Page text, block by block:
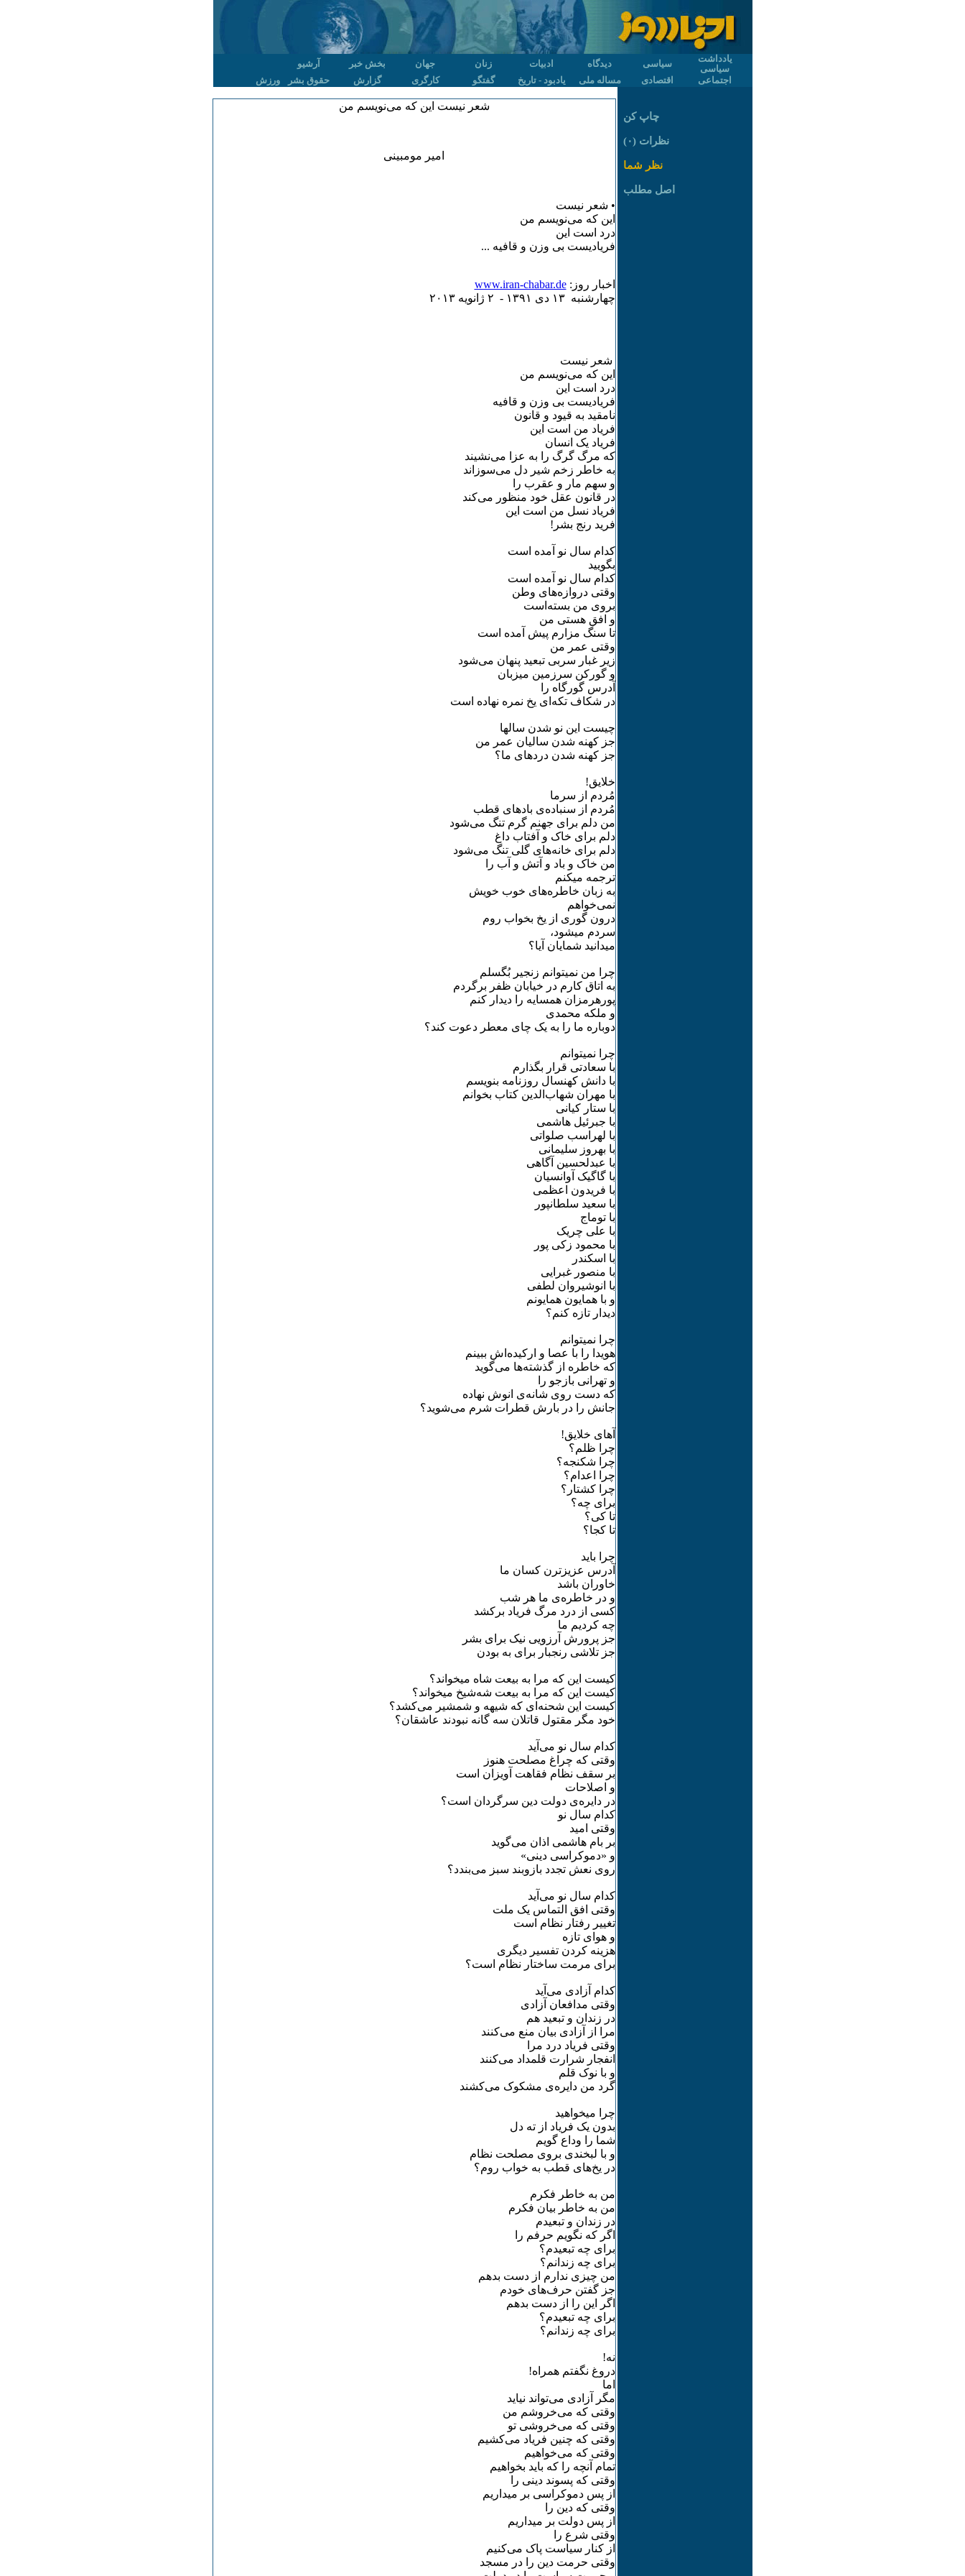
یادداشت
سیاسی
سیاسی دیدگاه ادبیات زنان جهان بخش خبر
آرشیو
اجتماعی
اقتصادی مساله ملی یادبود - تاریخ گفتگو کارگری گزارش حقوق بشر ورزش
شعر نیست این که می‌نویسم من
امیر مومبینی
• شعر نیست
این که می‌نویسم من
درد است این
فریادیست بی وزن و قافیه ...
اخبار روز:www.iran-chabar.de
چهارشنبه ۱٣ دی ۱٣۹۱ - ۲ ژانويه ۲۰۱٣
شعر نیست
این که می‌نویسم من
درد است این
فریادیست بی وزن و قافیه
نامقید به قیود و قانون
فریاد من است این
فریاد یک انسان
که مرگ گرگ را به عزا می‌نشیند
به خاطر زخم شیر دل می‌سوزاند
و سهم مار و عقرب را
در قانون عقل خود منظور می‌کند
فریاد نسل من است این
فرید رنج بشر!
کدام سال نو آمده است
بگویید
کدام سال نو آمده است
وقتی دروازه‌های وطن
بروی من بسته‌است
و افق هستی من
تا سنگ مزارم پیش آمده است
وقتی عمر من
زیر غبار سربی تبعید پنهان می‌شود
و گورکن سرزمین میزبان
آدرس گورگاه را
در شکاف تکه‌ای یخ نمره نهاده است
چیست این نو شدن سالها
جز کهنه شدن سالیان عمر من
جز کهنه شدن دردهای ما؟
خلایق!
مُردم از سرما
مُردم از سنباده‌ی بادهای قطب
من دلم برای جهنم‌ گرم تنگ می‌شود
دلم برای خاک و آفتاب داغ
دلم برای خانه‌های گلی تنگ می‌شود
من خاک و باد و آتش و آب را
ترجمه میکنم
به زبان خاطره‌های خوب خویش
نمی‌خواهم
درون گوری از یخ بخواب روم
سردم میشود،
میدانید شمایان آیا؟
چرا من نمیتوانم زنجیر بُگسلم
به اتاق کارم در خیابان ظفر برگردم
پورهرمزان همسایه را دیدار کنم
و ملکه محمدی
دوباره ما را به یک چای معطر دعوت کند؟
چرا نمیتوانم
با سعادتی قرار بگذارم
با دانش کهنسال روزنامه بنویسم
با مهران شهاب‌الدین کتاب بخوانم
با ستار کیانی
با جبرئیل هاشمی
با لهراسب صلواتی
با بهروز سلیمانی
با عبدلحسین آگاهی
با گاگیک آوانسیان
با فریدون اعظمی
با سعید سلطانپور
با توماج
با علی چریک
با محمود زکی پور
با اسکندر
با منصور غبرایی
با انوشیروان لطفی
و با همایون همایونم
دیدار تازه کنم؟
چرا نمیتوانم
هویدا را با عصا و ارکیده‌اش ببینم
که خاطره از گذشته‌ها می‌گوید
و تهرانی بازجو را
که دست روی شانه‌ی انوش نهاده
جانش را در بارش قطرات شرم می‌شوید؟
آهای خلایق!
چرا ظلم؟
چرا شکنجه؟
چرا اعدام؟
چرا کشتار؟
برای چه؟
تا کی؟
تا کجا؟
چرا باید
آدرس عزیزترن کسان ما
خاوران باشد
و در خاطره‌‌ی ما هر شب
کسی از درد مرگ فریاد برکشد
چه کردیم ما
جز پرورش آرزویی نیک برای بشر
جز تلاشی رنجبار برای به بودن
کیست این که مرا به بیعت شاه میخواند؟
کیست این که مرا به بیعت شه‌شیخ میخواند؟
کیست این شحنه‌ای که شیهه‌ و شمشیر می‌کشد؟
خود مگر مقتول قاتلان سه گانه نبودند عاشقان؟
کدام سال نو می‌آید
وقتی که چراغ مصلحت هنوز
بر سقف نظام فقاهت آویزان است
و اصلاحات
در دایره‌ی دولت دین سرگردان است؟
کدام سال نو
وقتی امید
بر بام هاشمی اذان می‌گوید
و «دموکراسی دینی»
روی نعش تجدد بازوبند سبز می‌بندد؟
کدام سال نو می‌آید
وقتی افق التماس یک ملت
تغییر رفتار نظام است
و هوای تازه
هزینه کردن تفسیر دیگری
برای مرمت ساختار نظام است؟
کدام آزادی می‌آید
وقتی مدافعان آزادی
در زندان و تبعید هم
مرا از آزادی بیان منع می‌کنند
وقتی فریاد درد مرا
انفجار شرارت قلمداد می‌کنند
و با نوک قلم
گرد من دایره‌ی مشکوک می‌کشند
چرا میخواهید
بدون یک فریاد از ته دل
شما را وداع گویم
و با لبخندی بروی مصلحت نظام
در یخ‌های قطب به خواب روم؟
من به خاطر فکرم
من به خاطر بیان فکرم
در زندان و تبعیدم
اگر که نگویم حرفم را
برای چه تبعیدم؟
برای چه زندانم؟
من چیزی ندارم از دست بدهم
جز گفتن حرف‌های خودم
اگر این را از دست بدهم
برای چه تبعیدم؟
برای چه زندانم؟
نه!
دروغ نگفتم همراه!
اما
مگر آزادی می‌تواند نیاید
وقتی که می‌خروشم من
وقتی که می‌خروشی تو
وقتی که چنین فریاد می‌کشیم
وقتی که می‌خواهیم
تمام آنچه را که باید بخواهیم
وقتی که پسوند دینی را
از پس دموکراسی بر میداریم
وقتی که دین را
از پس دولت بر میداریم
وقتی شرع را
از کنار سیاست پاک می‌کنیم
وقتی حرمت دین را در مسجد
چاپ کن
نظرات (۰)
نظر شما
اصل مطلب